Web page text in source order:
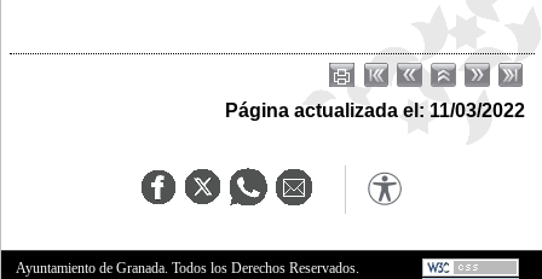
Página actualizada el: 11/03/2022
Ayuntamiento de Granada. Todos los Derechos Reservados.